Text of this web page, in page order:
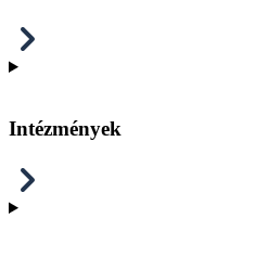
Intézmények